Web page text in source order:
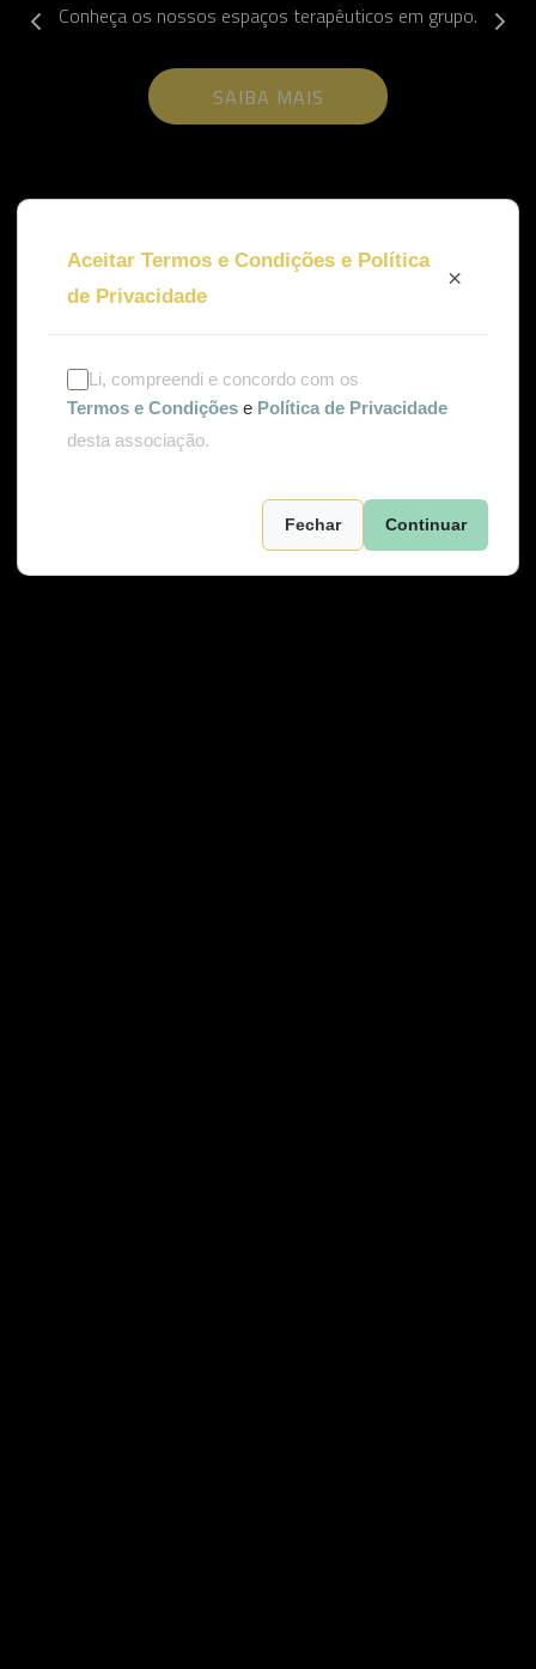
Conheça os nossos espaços terapêuticos em grupo.
SAIBA MAIS
Aceitar Termos e Condições e Política
de Privacidade
×
Li, compreendi e concordo com os
Termos e Condições e Política de Privacidade
desta associação.
Fechar Continuar